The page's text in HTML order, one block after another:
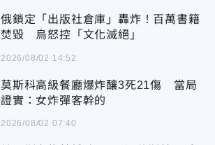
俄鎖定「出版社倉庫」轟炸！百萬書籍
焚毀 烏怒控「文化滅絕」
2026/08/02 14:52
莫斯科高級餐廳爆炸釀3死21傷 當局
證實：女炸彈客幹的
2026/08/02 07:40